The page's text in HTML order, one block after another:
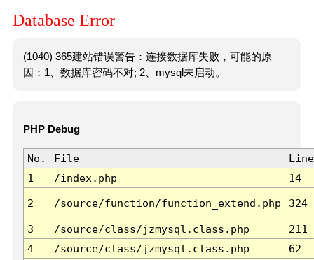
Database Error
(1040) 365建站错误警告：连接数据库失败，可能的原
因：1、数据库密码不对; 2、mysql未启动。
PHP Debug
No. File
Line
1
/index.php 14
2 /source/function/function_extend.php 324
3 /source/class/jzmysql.class.php
211
4
/source/class/jzmysql.class.php
62